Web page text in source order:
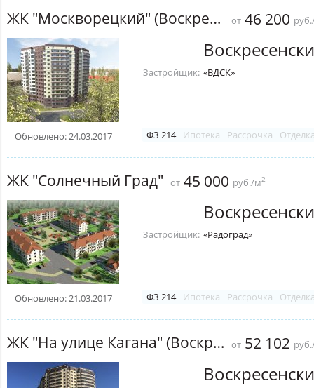
ЖК "Москворецкий" (Воскресенск) от 46 200
Обновлено: 24.03.2017
Застройщик: «ВДСК»
ФЗ 214 Ипотека Рассрочка
ЖК "Солнечный Град" от 45 000 руб./м2
Обновлено: 21.03.2017
Застройщик: «Радоград»
ФЗ 214 Ипотека Рассрочка
ЖК "На улице Кагана" (Воскресенск) от 52 102